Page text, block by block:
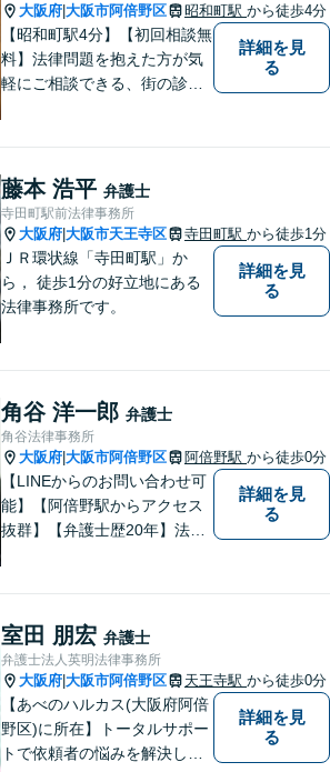
大阪府 大阪市阿倍野区 昭和町駅 から徒歩4分
【昭和町駅4分】【初回相談無
料】法律問題を抱えた方が気
軽にご相談できる、街の診療
い分野に対応しております。
お気軽にご相談ください。
【夜間・休日対応可】
詳細を見
る
藤本 浩平 弁護士
寺田町駅前法律事務所
大阪府 大阪市天王寺区 寺田町駅 から徒歩1分
ＪＲ環状線「寺田町駅」か
ら， 徒歩1分の好立地にある
法律事務所です。
詳細を見
る
角谷 洋一郎 弁護士
角谷法律事務所
大阪府 大阪市阿倍野区 阿倍野駅 から徒歩0分
【LINEからのお問い合わせ可
能】【阿倍野駅からアクセス
抜群】【弁護士歴20年】法テ
トップ対応が強み！交通事故
／遺産分割／離婚／債務整理
／その他
詳細を見
る
室田 朋宏 弁護士
弁護士法人英明法律事務所
大阪府 大阪市阿倍野区 天王寺駅 から徒歩0分
【あべのハルカス(大阪府阿倍
野区)に所在】トータルサポー
トで依頼者の悩みを解決しま
詳細を見
る